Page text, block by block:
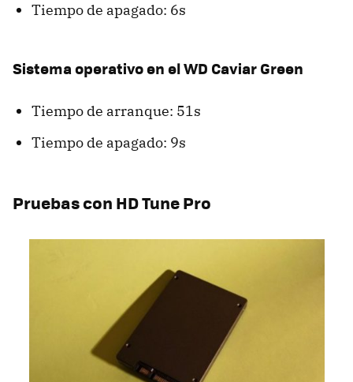
Tiempo de apagado: 6s
Sistema operativo en el WD Caviar Green
Tiempo de arranque: 51s
Tiempo de apagado: 9s
Pruebas con HD Tune Pro